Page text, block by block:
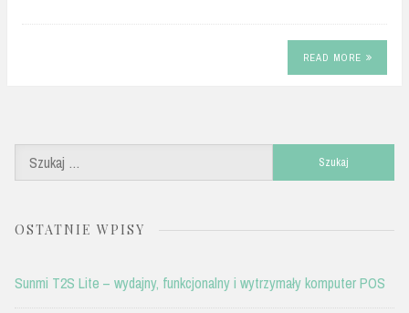
READ MORE
OSTATNIE WPISY
Sunmi T2S Lite – wydajny, funkcjonalny i wytrzymały komputer POS